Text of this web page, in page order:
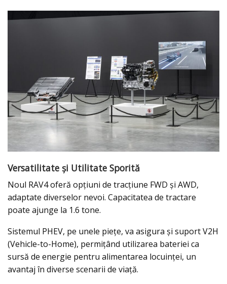
Versatilitate și Utilitate Sporită
Noul RAV4 oferă opțiuni de tracțiune FWD și AWD,
adaptate diverselor nevoi. Capacitatea de tractare
poate ajunge la 1.6 tone.
Sistemul PHEV, pe unele piețe, va asigura și suport V2H
(Vehicle-to-Home), permițând utilizarea bateriei ca
sursă de energie pentru alimentarea locuinței, un
avantaj în diverse scenarii de viață.